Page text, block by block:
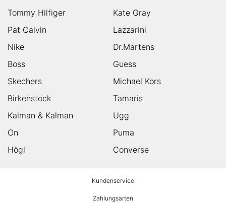
Tommy Hilfiger
Kate Gray
Pat Calvin
Lazzarini
Nike
Dr.Martens
Boss
Guess
Skechers
Michael Kors
Birkenstock
Tamaris
Kalman & Kalman
Ugg
On
Puma
Högl
Converse
Kundenservice
Zahlungsarten